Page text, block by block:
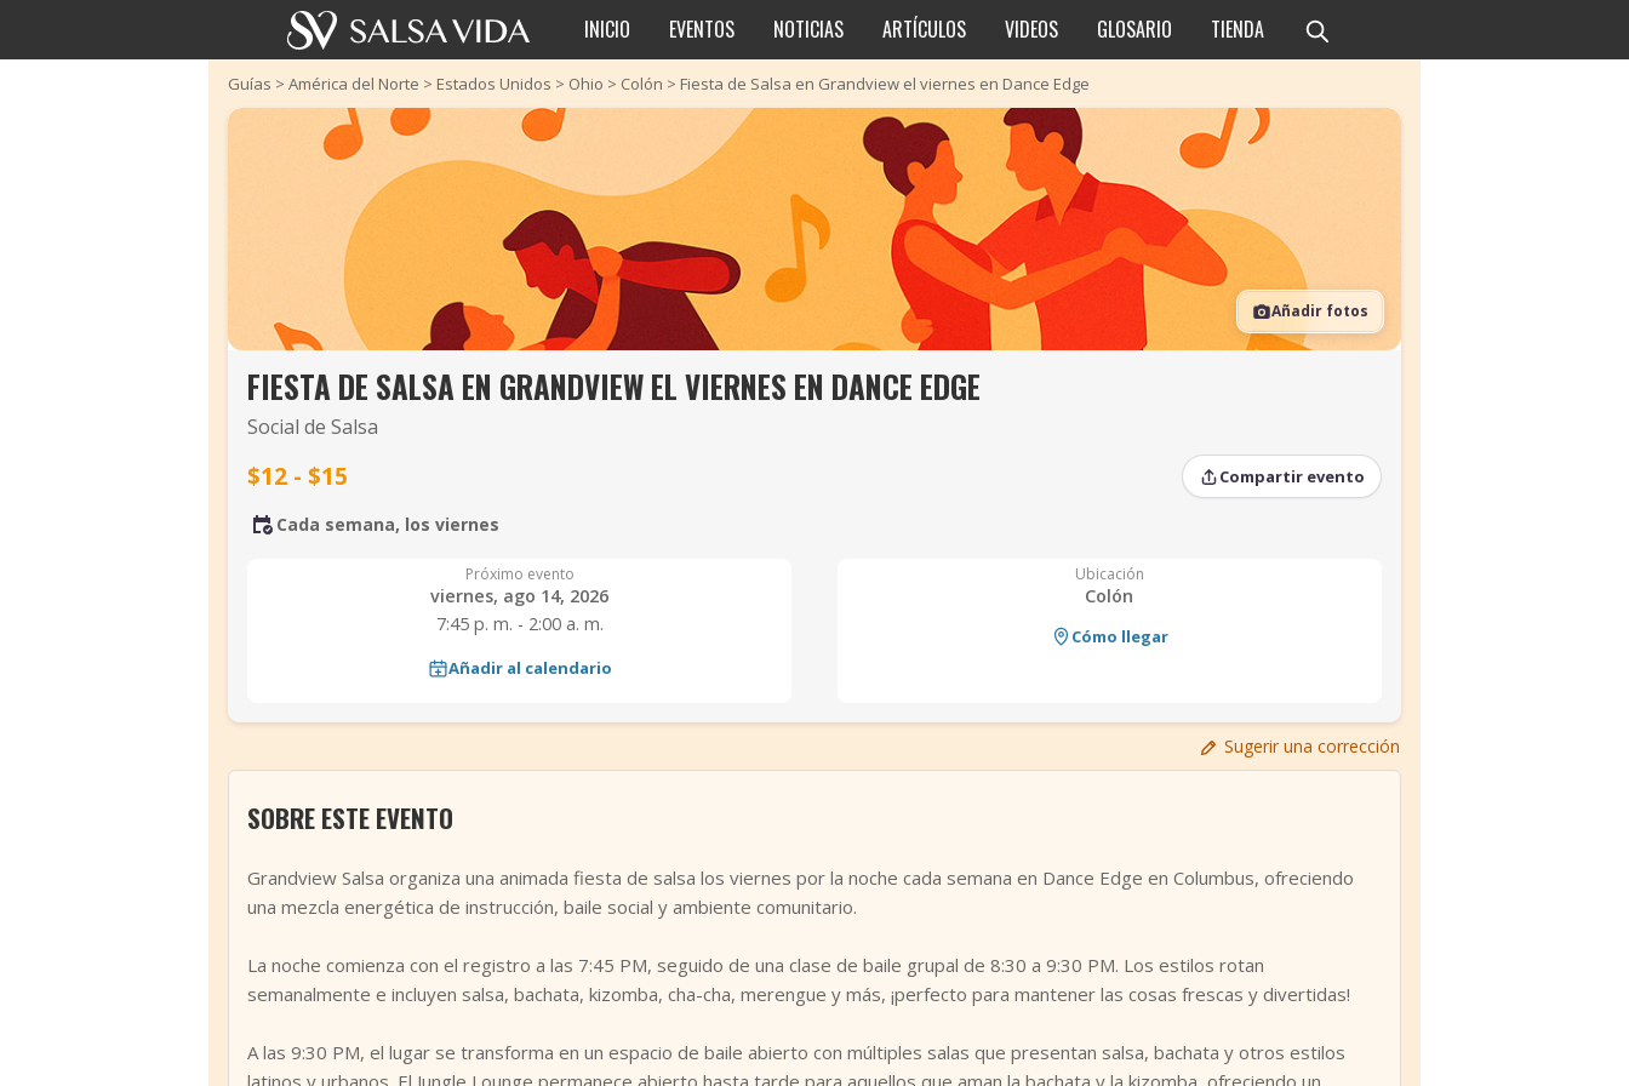
INICIO EVENTOS NOTICIAS ARTÍCULOS VIDEOS GLOSARIO TIENDA
Guías > América del Norte > Estados Unidos > Ohio > Colón > Fiesta de Salsa en Grandview el viernes en Dance Edge
Añadir fotos
FIESTA DE SALSA EN GRANDVIEW EL VIERNES EN DANCE EDGE
Social de Salsa
$12 - $15 Compartir evento
Cada semana, los viernes
Próximo evento
viernes, ago 14, 2026
7:45 p. m. - 2:00 a. m.
Añadir al calendario
Ubicación
Colón
Cómo llegar
Sugerir una corrección
SOBRE ESTE EVENTO
Grandview Salsa organiza una animada fiesta de salsa los viernes por la noche cada semana en Dance Edge en Columbus, ofreciendo
una mezcla energética de instrucción, baile social y ambiente comunitario.
La noche comienza con el registro a las 7:45 PM, seguido de una clase de baile grupal de 8:30 a 9:30 PM. Los estilos rotan
semanalmente e incluyen salsa, bachata, kizomba, cha-cha, merengue y más, ¡perfecto para mantener las cosas frescas y divertidas!
A las 9:30 PM, el lugar se transforma en un espacio de baile abierto con múltiples salas que presentan salsa, bachata y otros estilos
latinos y urbanos. El Jungle Lounge permanece abierto hasta tarde para aquellos que aman la bachata y la kizomba, ofreciendo un